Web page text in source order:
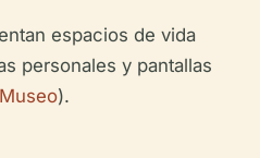
espacios de vida
personales y pantallas
).